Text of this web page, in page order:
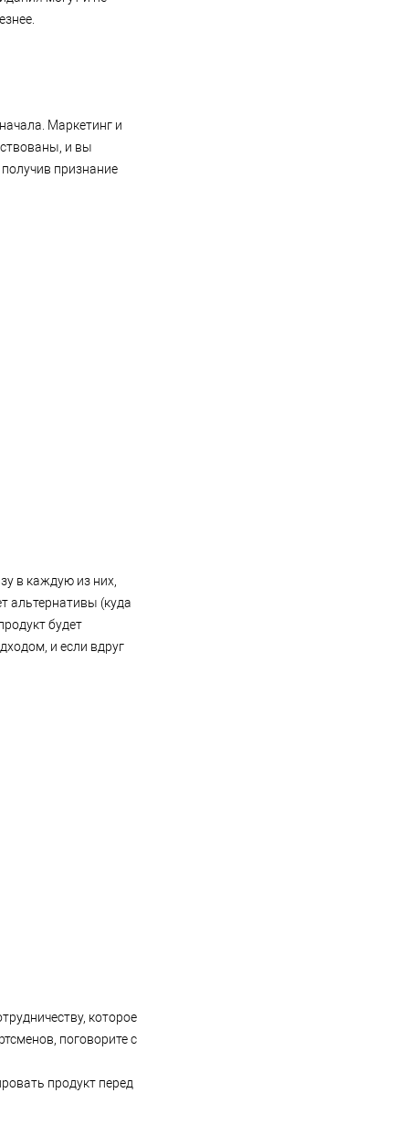
Маркетинг и
и вы
признание
в каждую из них,
альтернативы (куда
будет
и если вдруг
которое
поговорите с
продукт перед